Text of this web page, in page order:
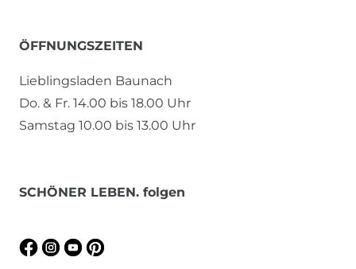
ÖFFNUNGSZEITEN
Lieblingsladen Baunach
Do. & Fr. 14.00 bis 18.00 Uhr
Samstag 10.00 bis 13.00 Uhr
SCHÖNER LEBEN. folgen